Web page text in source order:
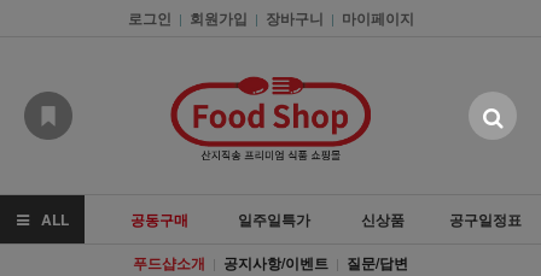
로그인 | 회원가입 | 장바구니 | 마이페이지
ALL 공동구매 일주일특가 신상품
공구일정표
푸드샵소개 | 공지사항/이벤트 | 질문/답변